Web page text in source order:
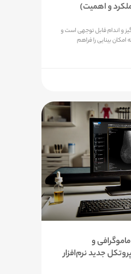
و اهمیت)
اندام قابل توجهی است و
بینایی را فراهم
و
جدید نرم‌افزار